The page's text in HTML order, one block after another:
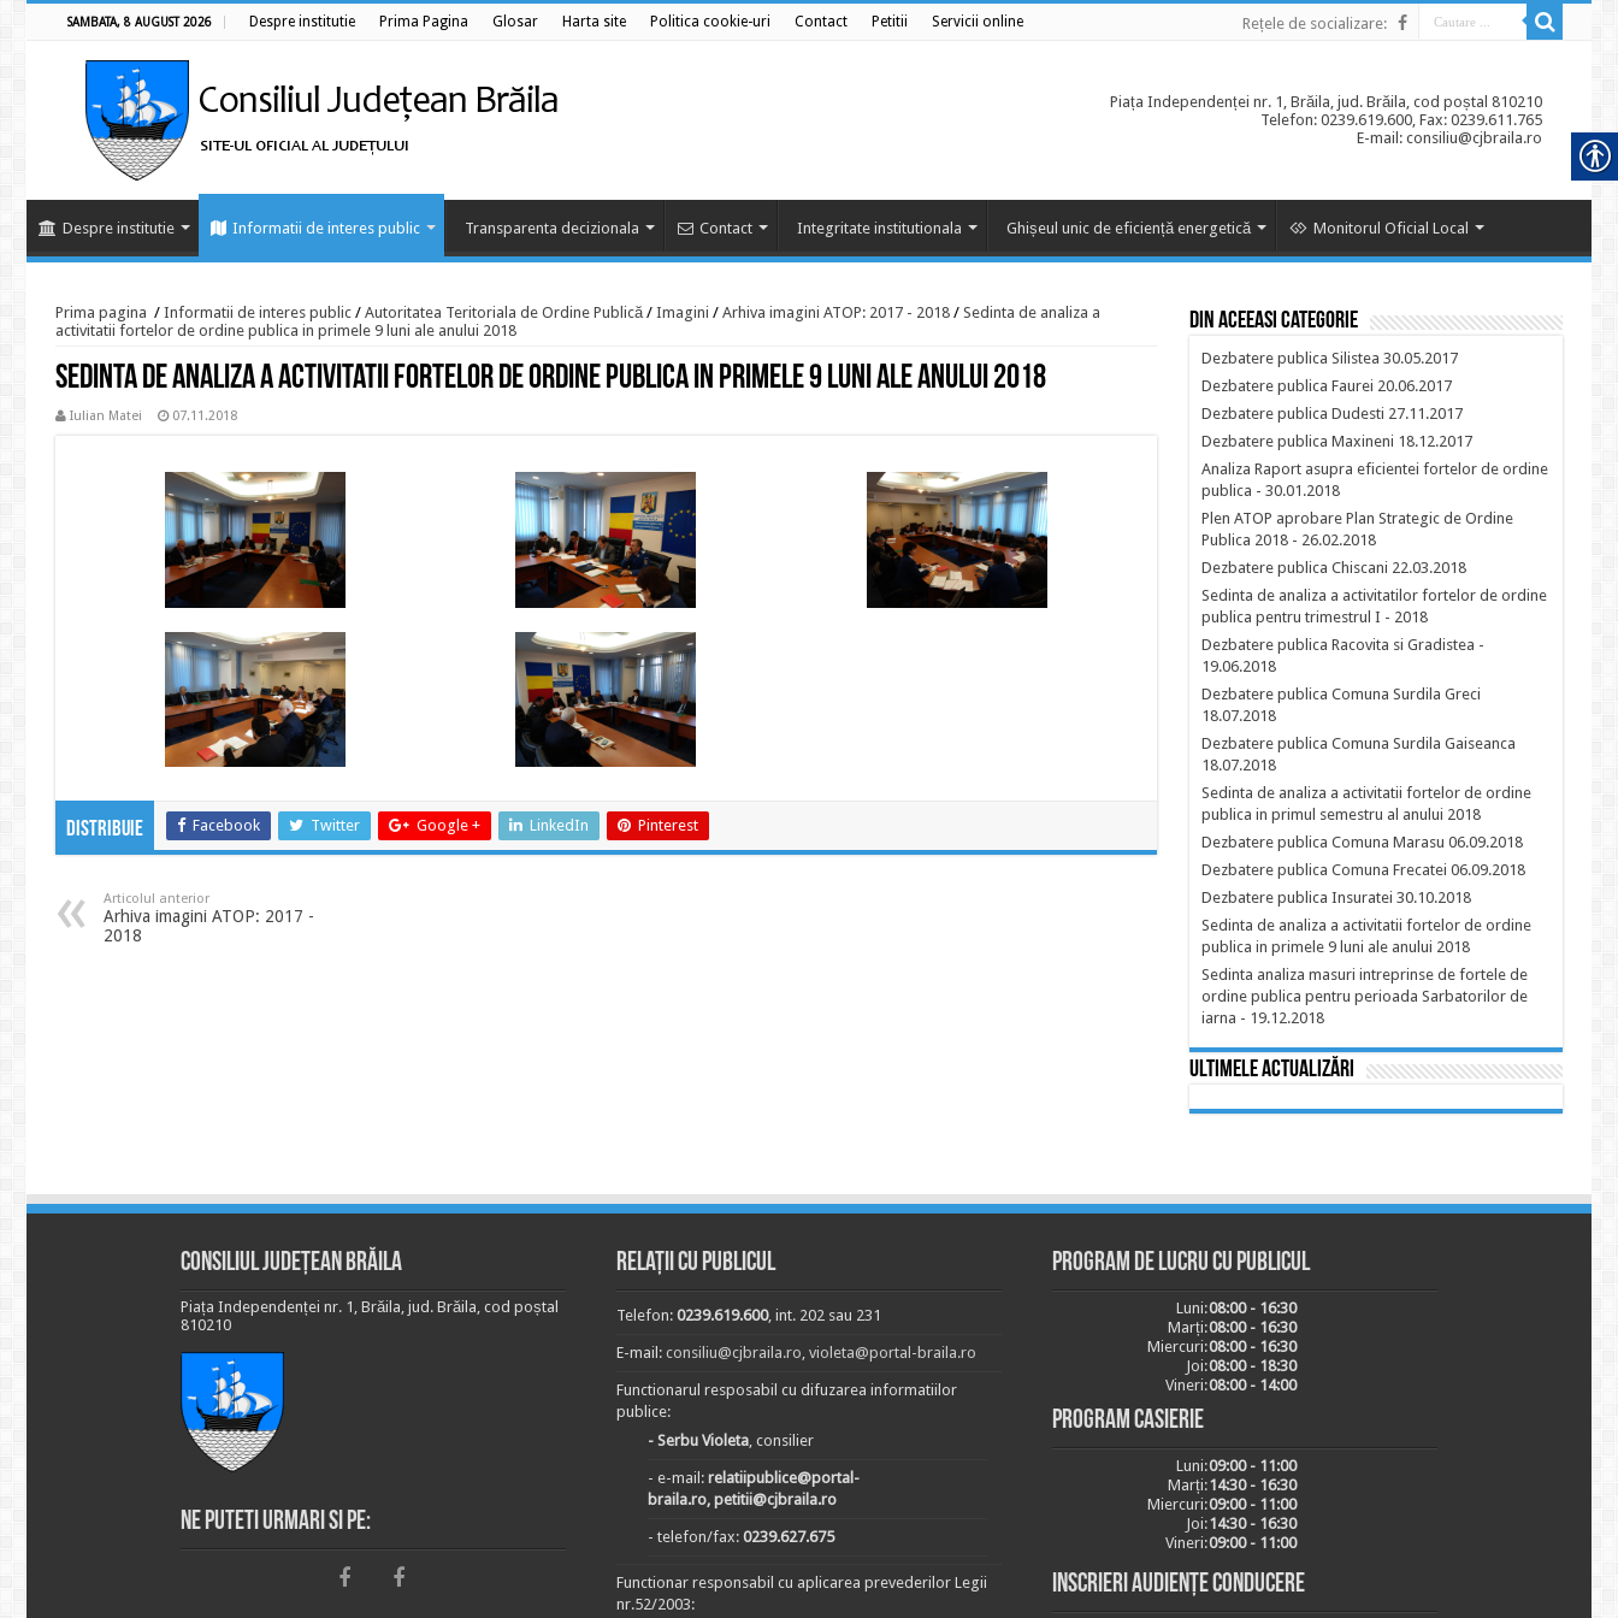
SAMBATA, 8 AUGUST 2026 Despre institutie Prima Pagina Glosar Harta site Politica cookie-uri Contact Petitii Servicii online Rețele de socializare:
Piața Independenței nr. 1, Brăila, jud. Brăila, cod poștal 810210
Telefon: 0239.619.600, Fax: 0239.611.765
E-mail: consiliu@cjbraila.ro
Despre institutie Informatii de interes public Transparenta decizionala Contact Integritate institutionala Ghișeul unic de eficiență energetică Monitorul Oficial Local
Prima pagina / Informatii de interes public / Autoritatea Teritoriala de Ordine Publică / Imagini / Arhiva imagini ATOP: 2017 - 2018 / Sedinta de analiza a
activitatii fortelor de ordine publica in primele 9 luni ale anului 2018
Sedinta de analiza a activitatii fortelor de ordine publica in primele 9 luni ale anului 2018
Iulian Matei 07.11.2018
Distribuie Facebook Twitter Google + LinkedIn Pinterest
Articolul anterior
Arhiva imagini ATOP: 2017 -
2018
Din aceeasi categorie
Dezbatere publica Silistea 30.05.2017
Dezbatere publica Faurei 20.06.2017
Dezbatere publica Dudesti 27.11.2017
Dezbatere publica Maxineni 18.12.2017
Analiza Raport asupra eficientei fortelor de ordine
publica - 30.01.2018
Plen ATOP aprobare Plan Strategic de Ordine
Publica 2018 - 26.02.2018
Dezbatere publica Chiscani 22.03.2018
Sedinta de analiza a activitatilor fortelor de ordine
publica pentru trimestrul I - 2018
Dezbatere publica Racovita si Gradistea -
19.06.2018
Dezbatere publica Comuna Surdila Greci
18.07.2018
Dezbatere publica Comuna Surdila Gaiseanca
18.07.2018
Sedinta de analiza a activitatii fortelor de ordine
publica in primul semestru al anului 2018
Dezbatere publica Comuna Marasu 06.09.2018
Dezbatere publica Comuna Frecatei 06.09.2018
Dezbatere publica Insuratei 30.10.2018
Sedinta de analiza a activitatii fortelor de ordine
publica in primele 9 luni ale anului 2018
Sedinta analiza masuri intreprinse de fortele de
ordine publica pentru perioada Sarbatorilor de
iarna - 19.12.2018
Ultimele actualizări
Consiliul Județean Brăila
Piața Independenței nr. 1, Brăila, jud. Brăila, cod poștal
810210
Ne puteti urmari si pe:
Relații cu publicul
Telefon: 0239.619.600, int. 202 sau 231
E-mail: consiliu@cjbraila.ro, violeta@portal-braila.ro
Functionarul resposabil cu difuzarea informatiilor
publice:
- Serbu Violeta, consilier
- e-mail: relatiipublice@portal-
braila.ro, petitii@cjbraila.ro
- telefon/fax: 0239.627.675
Functionar responsabil cu aplicarea prevederilor Legii
nr.52/2003:
Program de lucru cu publicul
Luni:08:00 - 16:30
Marți:08:00 - 16:30
Miercuri:08:00 - 16:30
Joi:08:00 - 18:30
Vineri:08:00 - 14:00
Program casierie
Luni:09:00 - 11:00
Marți:14:30 - 16:30
Miercuri:09:00 - 11:00
Joi:14:30 - 16:30
Vineri:09:00 - 11:00
Inscrieri audiențe conducere